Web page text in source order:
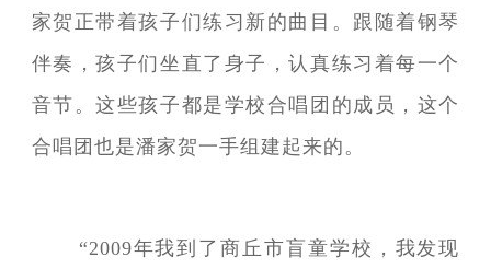
家贺正带着孩子们练习新的曲目。跟随着钢琴
伴奏，孩子们坐直了身子，认真练习着每一个
音节。这些孩子都是学校合唱团的成员，这个
合唱团也是潘家贺一手组建起来的。
“2009年我到了商丘市盲童学校，我发现